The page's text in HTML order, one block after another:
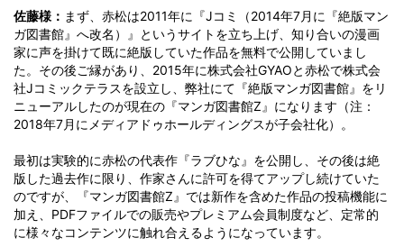
佐藤様： まず、赤松は2011年に『Jコミ（2014年7月に『絶版マン
ガ図書館』へ改名）』というサイトを立ち上げ、知り合いの漫画
家に声を掛けて既に絶版していた作品を無料で公開していまし
た。その後ご縁があり、2015年に株式会社GYAOと赤松で株式会
社Jコミックテラスを設立し、弊社にて『絶版マンガ図書館』をリ
ニューアルしたのが現在の『マンガ図書館Z』になります（注：
2018年7月にメディアドゥホールディングスが子会社化）。
最初は実験的に赤松の代表作『ラブひな』を公開し、その後は絶
版した過去作に限り、作家さんに許可を得てアップし続けていた
のですが、『マンガ図書館Z』では新作を含めた作品の投稿機能に
加え、PDFファイルでの販売やプレミアム会員制度など、定常的
に様々なコンテンツに触れ合えるようになっています。